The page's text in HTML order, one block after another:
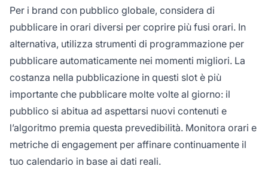
Per i brand con pubblico globale, considera di
pubblicare in orari diversi per coprire più fusi orari. In
alternativa, utilizza strumenti di programmazione per
pubblicare automaticamente nei momenti migliori. La
costanza nella pubblicazione in questi slot è più
importante che pubblicare molte volte al giorno: il
pubblico si abitua ad aspettarsi nuovi contenuti e
l’algoritmo premia questa prevedibilità. Monitora orari e
metriche di engagement per affinare continuamente il
tuo calendario in base ai dati reali.